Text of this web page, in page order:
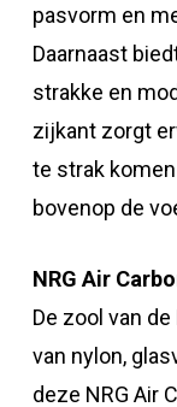
pasvorm en
Daarnaast
strakke en
zijkant zorgt
te strak
bovenop de
NRG Air
De zool van
van nylon,
deze NRG Air